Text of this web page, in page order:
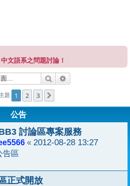
文語系之問題討論！
搜尋
題 1 2 3
公告
討論區專案服務
« 2012-08-28 13:27
告區
正式開放